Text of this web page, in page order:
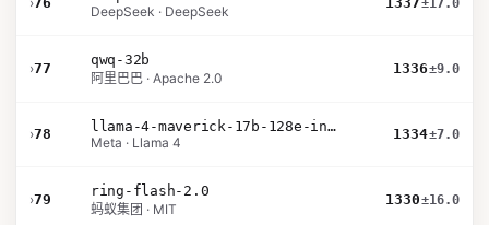
DeepSeek · DeepSeek
±17.0
›77
qwq-32b
阿里巴巴 · Apache 2.0
1336±9.0
›78
llama-4-maverick-17b-128e-instruct
Meta · Llama 4
1334±7.0
›79
ring-flash-2.0
蚂蚁集团 · MIT
1330±16.0